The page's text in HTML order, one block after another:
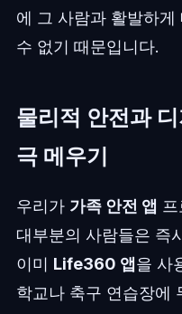
에 그 사람과 활발하
수 없기 때문입니다.
물리적 안전과
극 메우기
우리가 가족 안전 앱
대부분의 사람들은 즉
이미 Life360 앱 을 사
학교나 축구 연습장에